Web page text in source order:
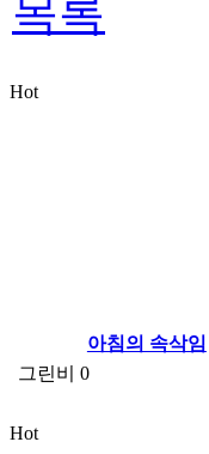
목록
Hot
아침의 속삭임
그린비
0
Hot